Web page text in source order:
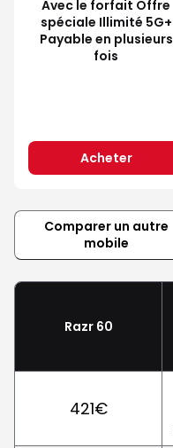
Avec le forfait Offre
spéciale Illimité 5G+
Payable en plusieurs
fois
Acheter
Comparer un autre
mobile
Razr 60
421€